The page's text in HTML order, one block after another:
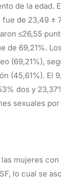
de la edad.
de 23,49 ±
≤26,55
de 69,21%.
(69,21%),
(45,61%). El
dos y
sexuales por
mujeres
lo cual se